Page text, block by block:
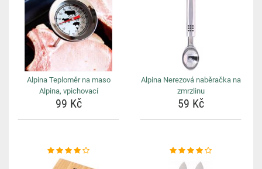
Alpina Teploměr na maso
Alpina, vpichovací
99 Kč
Alpina Nerezová naběračka na
zmrzlinu
59 Kč